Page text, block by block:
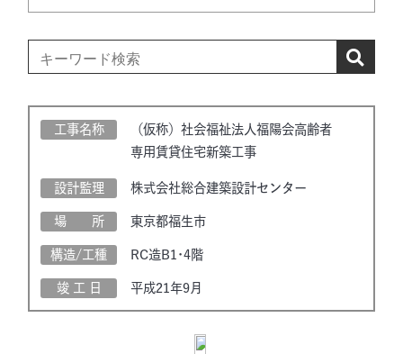
工事名称
（仮称）社会福祉法人福陽会高齢者
専用賃貸住宅新築工事
設計監理 株式会社総合建築設計センター
場 所 東京都福生市
構造/工種 RC造B1･4階
竣 工 日 平成21年9月